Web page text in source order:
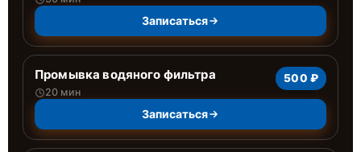
Записаться
Промывка водяного фильтра
20 мин
500 ₽
Записаться